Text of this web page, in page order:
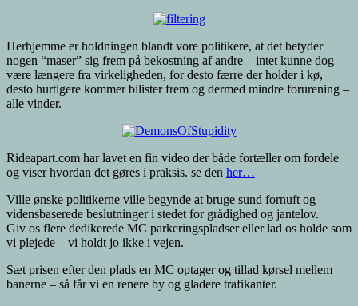
Herhjemme er holdningen blandt vore politikere, at det betyder
nogen “maser” sig frem på bekostning af andre – intet kunne dog
være længere fra virkeligheden, for desto færre der holder i kø,
desto hurtigere kommer bilister frem og dermed mindre forurening –
alle vinder.
Rideapart.com har lavet en fin video der både fortæller om fordele
og viser hvordan det gøres i praksis. se den her…
Ville ønske politikerne ville begynde at bruge sund fornuft og
vidensbaserede beslutninger i stedet for grådighed og jantelov.
Giv os flere dedikerede MC parkeringspladser eller lad os holde som
vi plejede – vi holdt jo ikke i vejen.
Sæt prisen efter den plads en MC optager og tillad kørsel mellem
banerne – så får vi en renere by og gladere trafikanter.